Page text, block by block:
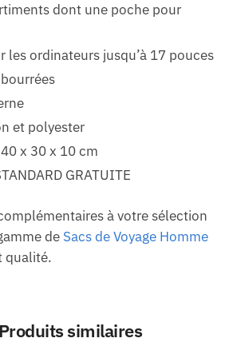
dont une poche pour
les ordinateurs jusqu’à 17 pouces
et polyester
x 30 x 10 cm
GRATUITE
à votre sélection
de Sacs de Voyage Homme
qualité.
Produits similaires